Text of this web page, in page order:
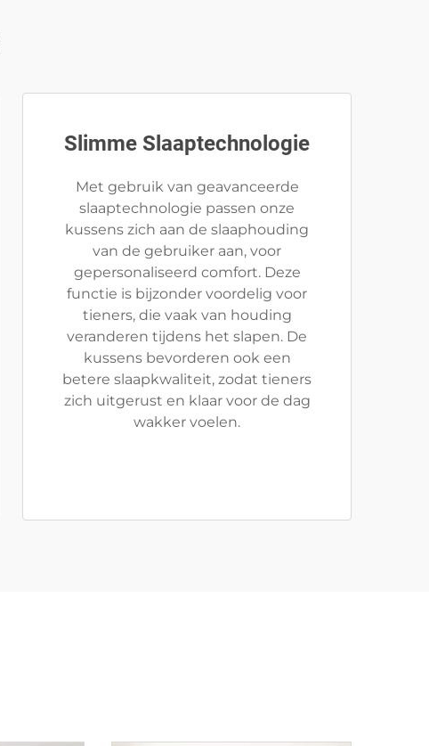
Slimme Slaaptechnologie
Met gebruik van geavanceerde
slaaptechnologie passen onze
kussens zich aan de slaaphouding
van de gebruiker aan, voor
gepersonaliseerd comfort. Deze
functie is bijzonder voordelig voor
tieners, die vaak van houding
veranderen tijdens het slapen. De
kussens bevorderen ook een
betere slaapkwaliteit, zodat tieners
zich uitgerust en klaar voor de dag
wakker voelen.